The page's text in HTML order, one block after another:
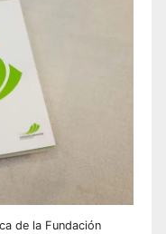
de la Fundación